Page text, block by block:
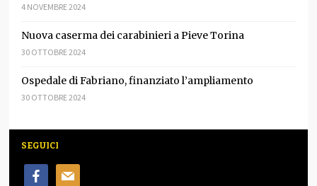
4 NOVEMBRE 2024
Nuova caserma dei carabinieri a Pieve Torina
30 OTTOBRE 2024
Ospedale di Fabriano, finanziato l’ampliamento
30 OTTOBRE 2024
SEGUICI
facebookmail